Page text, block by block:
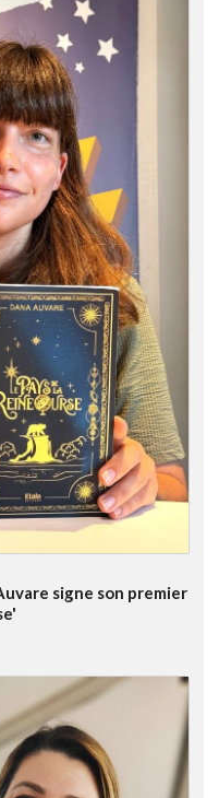
signe son premier